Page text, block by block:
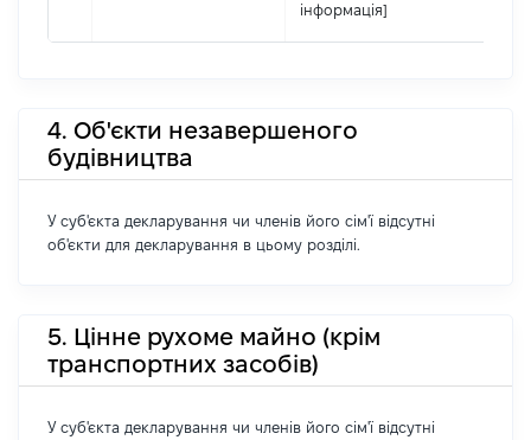
інформація]
4. Об'єкти незавершеного
будівництва
У суб'єкта декларування чи членів його сім'ї відсутні
об'єкти для декларування в цьому розділі.
5. Цінне рухоме майно (крім
транспортних засобів)
У суб'єкта декларування чи членів його сім'ї відсутні